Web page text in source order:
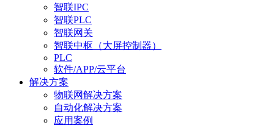
智联IPC
智联PLC
智联网关
智联中枢（大屏控制器）
PLC
软件/APP/云平台
解决方案
物联网解决方案
自动化解决方案
应用案例